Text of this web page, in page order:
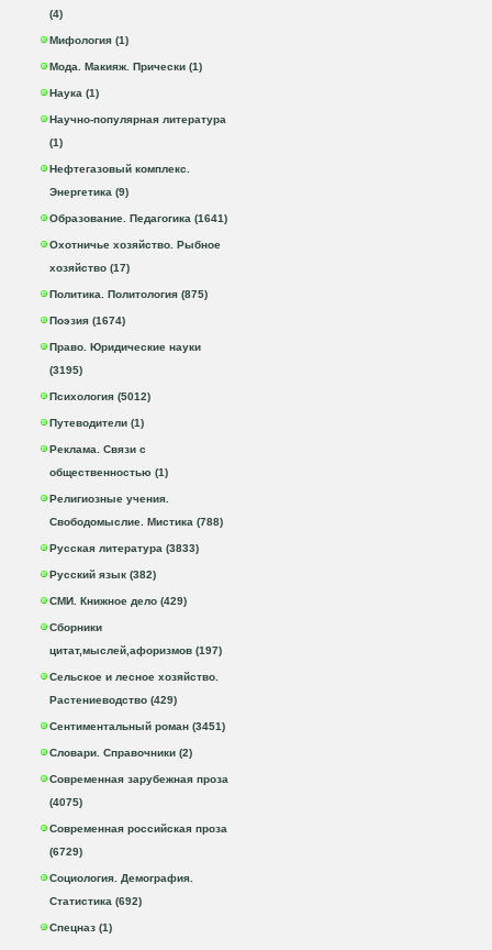
(4)
Мифология (1)
Мода. Макияж. Прически (1)
Наука (1)
Научно-популярная литература
(1)
Нефтегазовый комплекс.
Энергетика (9)
Образование. Педагогика (1641)
Охотничье хозяйство. Рыбное
хозяйство (17)
Политика. Политология (875)
Поэзия (1674)
Право. Юридические науки
(3195)
Психология (5012)
Путеводители (1)
Реклама. Связи с
общественностью (1)
Религиозные учения.
Свободомыслие. Мистика (788)
Русская литература (3833)
Русский язык (382)
СМИ. Книжное дело (429)
Сборники
цитат,мыслей,афоризмов (197)
Сельское и лесное хозяйство.
Растениеводство (429)
Сентиментальный роман (3451)
Словари. Справочники (2)
Современная зарубежная проза
(4075)
Современная российская проза
(6729)
Социология. Демография.
Статистика (692)
Спецназ (1)